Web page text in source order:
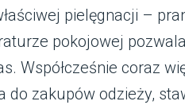
pielęgnacji –
pokojowej
Współcześnie coraz
do zakupów odzieży,